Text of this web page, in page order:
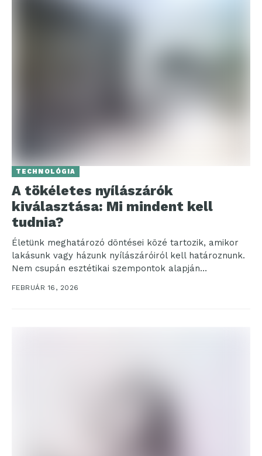
TECHNOLÓGIA
A tökéletes nyílászárók
kiválasztása: Mi mindent kell
tudnia?
Életünk meghatározó döntései közé tartozik, amikor
lakásunk vagy házunk nyílászáróiról kell határoznunk.
Nem csupán esztétikai szempontok alapján
választhatunk, hiszen a hőszigetelés, hangszigetelés,
FEBRUÁR 16, 2026